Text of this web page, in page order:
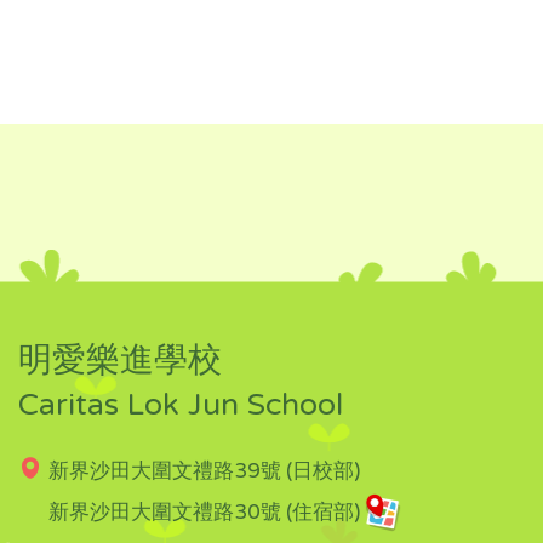
明愛樂進學校
Caritas Lok Jun School
新界沙田大圍文禮路39號 (日校部)
新界沙田大圍文禮路30號 (住宿部)